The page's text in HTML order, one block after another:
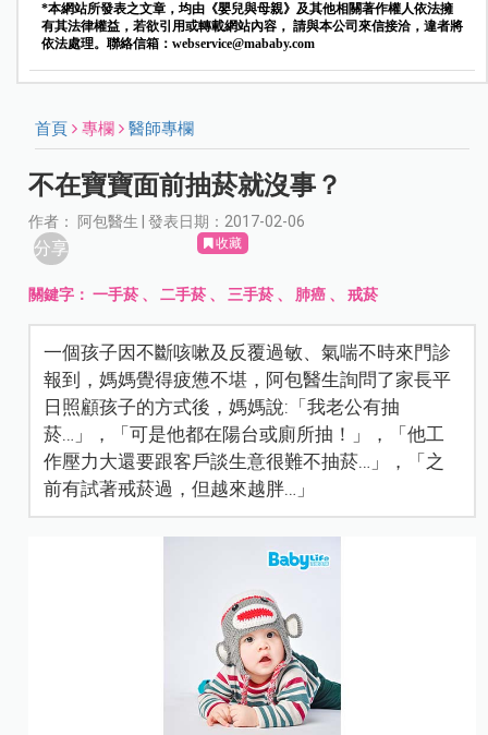
*本網站所發表之文章，均由《嬰兒與母親》及其他相關著作權人依法擁
有其法律權益，若欲引用或轉載網站內容， 請與本公司來信接洽，違者將
依法處理。聯絡信箱： webservice@mababy.com
首頁 專欄 醫師專欄
不在寶寶面前抽菸就沒事？
作者： 阿包醫生 | 發表日期：2017-02-06
分享 收藏
關鍵字：一手菸 、二手菸 、 三手菸 、 肺癌 、戒菸
一個孩子因不斷咳嗽及反覆過敏、氣喘不時來門診
報到，媽媽覺得疲憊不堪，阿包醫生詢問了家長平
日照顧孩子的方式後，媽媽說:「我老公有抽
菸…」，「可是他都在陽台或廁所抽！」，「他工
作壓力大還要跟客戶談生意很難不抽菸…」，「之
前有試著戒菸過，但越來越胖…」